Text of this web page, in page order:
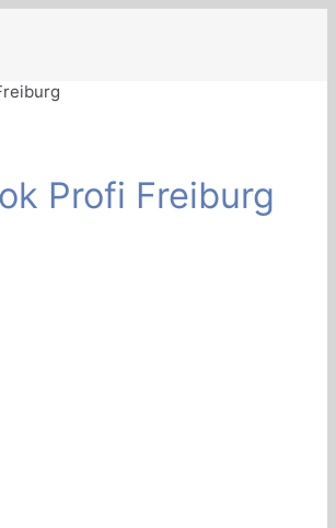
Profi Freiburg